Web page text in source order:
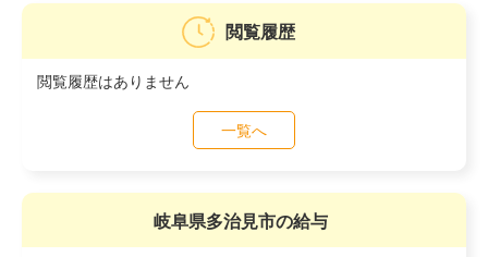
閲覧履歴
閲覧履歴はありません
一覧へ
岐阜県多治見市の給与